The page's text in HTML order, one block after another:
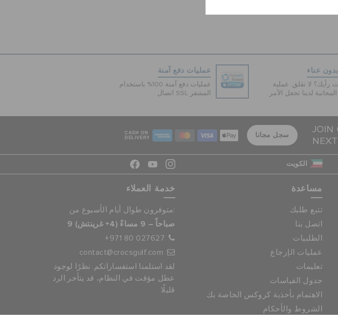
عناء
رأيك؟ لا تقلق. عملية
المجانية لدينا تجعل الأمر
عمليات دفع آمنة
عمليات دفع آمنة 100% باستخدام
اتصال SSL المشفر
JOIN
سجل مجانا
CASH ON
DELIVERY
الكويت
مساعدة
تتبع طلبك
اتصل بنا
الطلبيات
عمليات الإرجاع
تعليمات
جدول القياسات
الاهتمام بأحذية كروكس الخاصة بك
الشروط والأحكام
خدمة العملاء
متوفرون طوال أيام الأسبوع من:
9 صباحاً – 9 مساءً (4+ غرينتش)
+971 80 027627
contact@crocsgulf.com
لقد استلمنا استفساراتكم. نظرًا لوجود
عطل مؤقت في النظام، قد يتأخر الرد
قليلًا